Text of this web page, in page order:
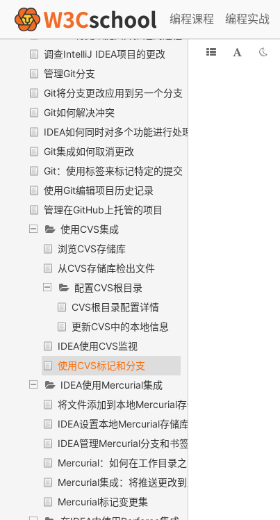
编程课程 编程实战
Git与远程仓库同步
调查IntelliJ IDEA项目的更改
管理Git分支
Git将分支更改应用到另一个分支
Git如何解决冲突
IDEA如何同时对多个功能进行处理
Git集成如何取消更改
Git：使用标签来标记特定的提交
使用Git编辑项目历史记录
管理在GitHub上托管的项目
使用CVS集成
浏览CVS存储库
从CVS存储库检出文件
配置CVS根目录
CVS根目录配置详情
更新CVS中的本地信息
IDEA使用CVS监视
使用CVS标记和分支
IDEA使用Mercurial集成
将文件添加到本地Mercurial存储库
IDEA设置本地Mercurial存储库
IDEA管理Mercurial分支和书签
Mercurial：如何在工作目录之间切换
Mercurial集成：将推送更改到上游（Push）
Mercurial标记变更集